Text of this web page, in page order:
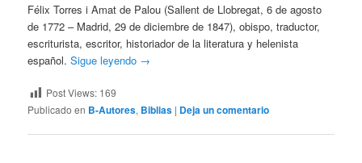
Félix Torres i Amat de Palou (Sallent de Llobregat, 6 de agosto
de 1772 – Madrid, 29 de diciembre de 1847), obispo, traductor,
escriturista, escritor, historiador de la literatura y helenista
español.Sigue leyendo →
Post Views: 169
Publicado en B-Autores, Biblias | Deja un comentario